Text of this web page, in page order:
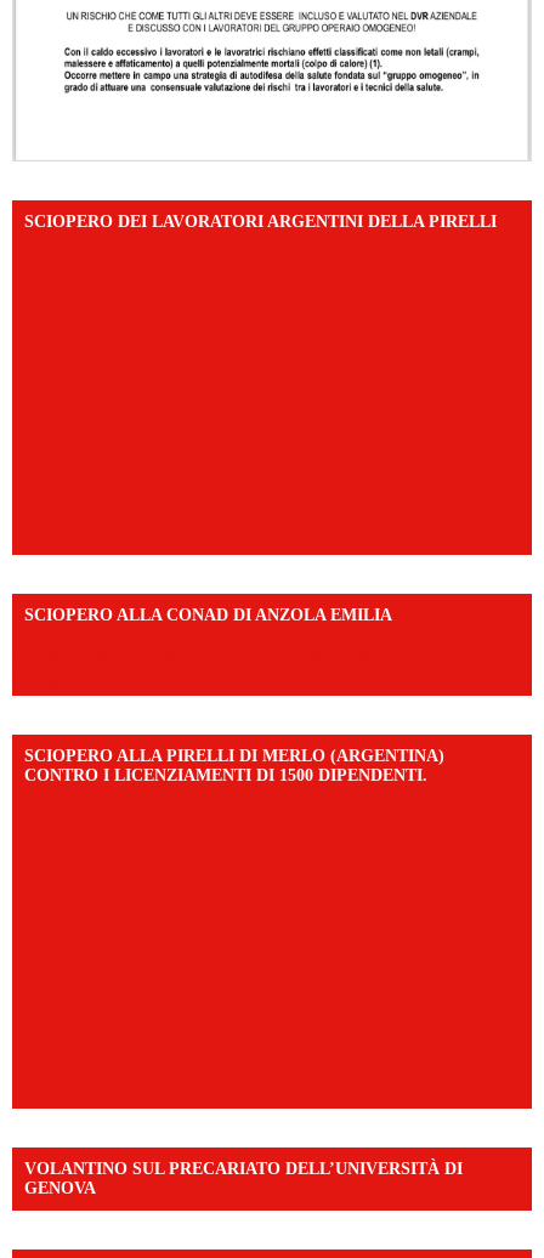
SCIOPERO DEI LAVORATORI ARGENTINI DELLA PIRELLI
SCIOPERO ALLA CONAD DI ANZOLA EMILIA
SCIOPERO ALLA PIRELLI DI MERLO (ARGENTINA)
CONTRO I LICENZIAMENTI DI 1500 DIPENDENTI.
VOLANTINO SUL PRECARIATO DELL’UNIVERSITÀ DI
GENOVA